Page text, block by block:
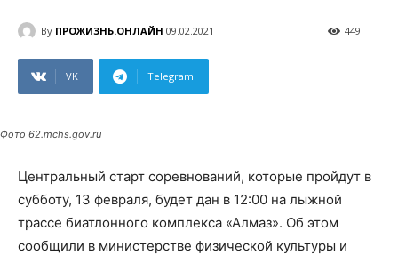
By ПРОЖИЗНЬ.ОНЛАЙН 09.02.2021 449
VK Telegram
Фото 62.mchs.gov.ru
Центральный старт соревнований, которые пройдут в
субботу, 13 февраля, будет дан в 12:00 на лыжной
трассе биатлонного комплекса «Алмаз». Об этом
сообщили в министерстве физической культуры и